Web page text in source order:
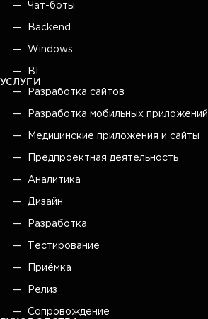
Чат-боты
Backend
Windows
BI
УСЛУГИ
Разработка сайтов
Разработка мобильных приложений
Медицинские приложения и сайты
Предпроектная деятельность
Аналитика
Дизайн
Разработка
Тестирование
Приёмка
Релиз
Сопровождение